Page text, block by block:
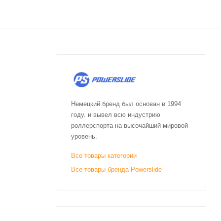
Немецкий бренд был основан в 1994
году. и вывел всю индустрию
роллерспорта на высочайший мировой
уровень.
Все товары категории
Все товары бренда Powerslide